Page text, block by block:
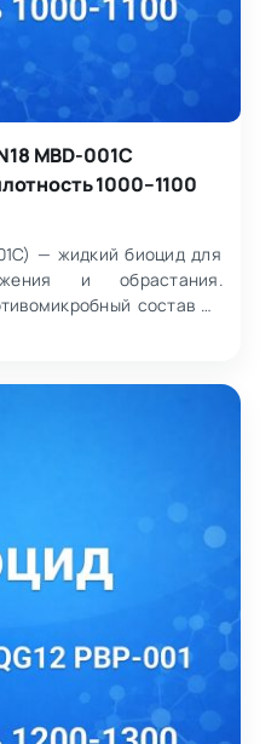
MBD-001C
1000–1100
— жидкий биоцид для
и обрастания.
состав на